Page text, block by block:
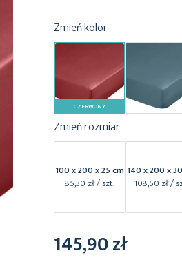
Zmień kolor
CZERWONY
Zmień rozmiar
100 x 200 x 25 cm
85,30 zł/ szt.
140 x 200 x
108,50 zł/
145,90 zł